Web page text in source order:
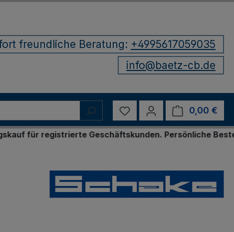
freundliche Beratung: +4995617059035
info@baetz-cb.de
Du hast 0 Produkte auf
0,00 €
Geschäftskunden. Persönliche Bestellung per